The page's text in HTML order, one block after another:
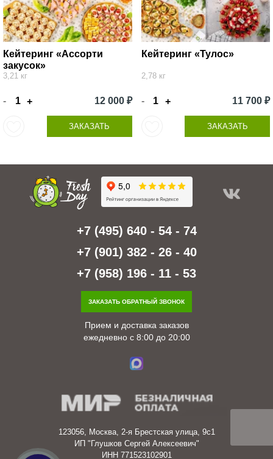
Кейтеринг «Ассорти
закусок»
3,21 кг
- + 12 000 ₽
ЗАКАЗАТЬ
Кейтеринг «Тулос»
2,78 кг
- + 11 700 ₽
ЗАКАЗАТЬ
+7 (495) 640 - 54 - 74
+7 (901) 382 - 26 - 40
+7 (958) 196 - 11 - 53
ЗАКАЗАТЬ ОБРАТНЫЙ ЗВОНОК
Прием и доставка заказов
ежедневно с 8:00 до 20:00
123056, Москва, 2-я Брестская улица, 9с1
ИП "Глушков Сергей Алексеевич"
ИНН 771523102901